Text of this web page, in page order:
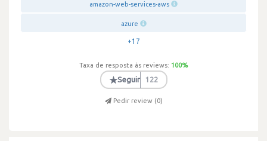
amazon-web-services-aws
azure
+17
Taxa de resposta às reviews: 100%
★Seguir 122
Pedir review (0)